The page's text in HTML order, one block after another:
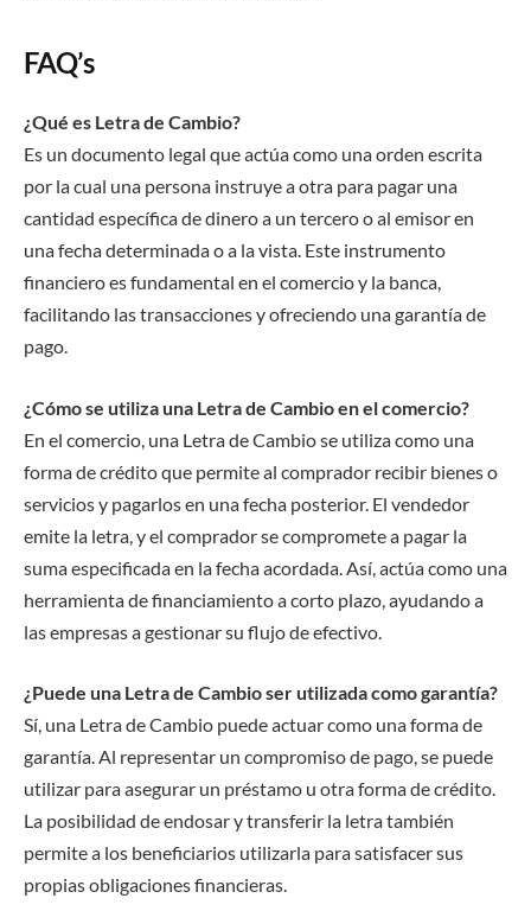
FAQ’s
¿Qué es Letra de Cambio?
Es un documento legal que actúa como una orden escrita
por la cual una persona instruye a otra para pagar una
cantidad específica de dinero a un tercero o al emisor en
una fecha determinada o a la vista. Este instrumento
financiero es fundamental en el comercio y la banca,
facilitando las transacciones y ofreciendo una garantía de
pago.
¿Cómo se utiliza una Letra de Cambio en el comercio?
En el comercio, una Letra de Cambio se utiliza como una
forma de crédito que permite al comprador recibir bienes o
servicios y pagarlos en una fecha posterior. El vendedor
emite la letra, y el comprador se compromete a pagar la
suma especificada en la fecha acordada. Así, actúa como una
herramienta de financiamiento a corto plazo, ayudando a
las empresas a gestionar su flujo de efectivo.
¿Puede una Letra de Cambio ser utilizada como garantía?
Sí, una Letra de Cambio puede actuar como una forma de
garantía. Al representar un compromiso de pago, se puede
utilizar para asegurar un préstamo u otra forma de crédito.
La posibilidad de endosar y transferir la letra también
permite a los beneficiarios utilizarla para satisfacer sus
propias obligaciones financieras.